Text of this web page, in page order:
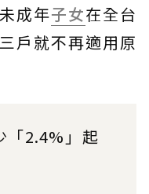
成年子女在全台
戶就不再適用原
「2.4%」起